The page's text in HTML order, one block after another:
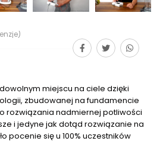
miejscu na ciele dzięki
zbudowanej na fundamencie
rozwiązania nadmiernej potliwości
i jedyne jak dotąd rozwiązanie na
pocenie się u 100% uczestników